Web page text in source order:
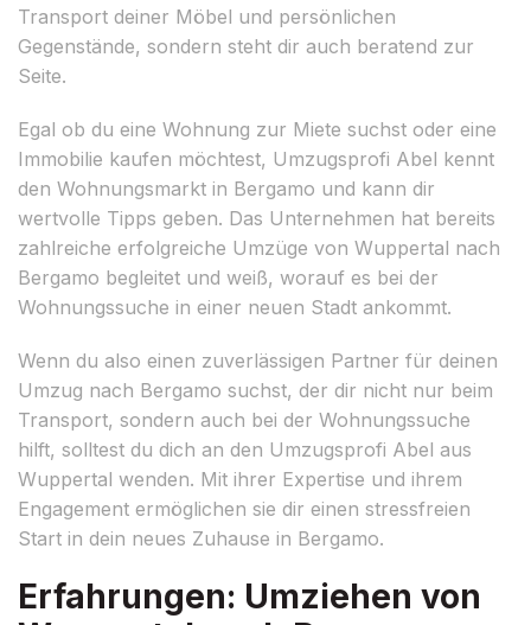
Transport deiner Möbel und persönlichen
Gegenstände, sondern steht dir auch beratend zur
Seite.
Egal ob du eine Wohnung zur Miete suchst oder eine
Immobilie kaufen möchtest, Umzugsprofi Abel kennt
den Wohnungsmarkt in Bergamo und kann dir
wertvolle Tipps geben. Das Unternehmen hat bereits
zahlreiche erfolgreiche Umzüge von Wuppertal nach
Bergamo begleitet und weiß, worauf es bei der
Wohnungssuche in einer neuen Stadt ankommt.
Wenn du also einen zuverlässigen Partner für deinen
Umzug nach Bergamo suchst, der dir nicht nur beim
Transport, sondern auch bei der Wohnungssuche
hilft, solltest du dich an den Umzugsprofi Abel aus
Wuppertal wenden. Mit ihrer Expertise und ihrem
Engagement ermöglichen sie dir einen stressfreien
Start in dein neues Zuhause in Bergamo.
Erfahrungen: Umziehen von